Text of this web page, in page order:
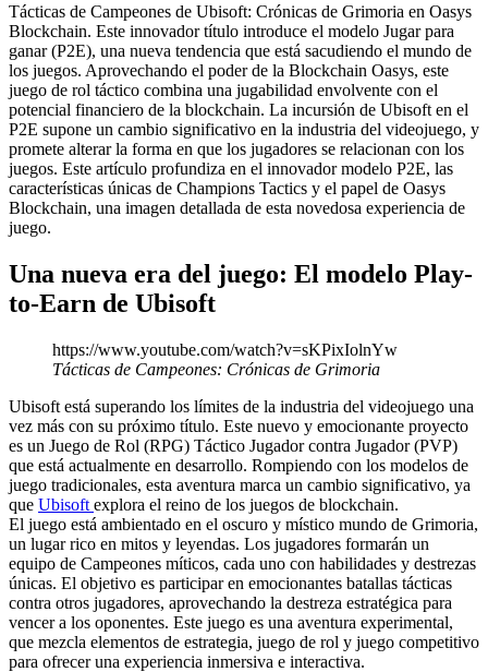
Tácticas de Campeones de Ubisoft: Crónicas de Grimoria en Oasys
Blockchain. Este innovador título introduce el modelo Jugar para
ganar (P2E), una nueva tendencia que está sacudiendo el mundo de
los juegos. Aprovechando el poder de la Blockchain Oasys, este
juego de rol táctico combina una jugabilidad envolvente con el
potencial financiero de la blockchain. La incursión de Ubisoft en el
P2E supone un cambio significativo en la industria del videojuego, y
promete alterar la forma en que los jugadores se relacionan con los
juegos. Este artículo profundiza en el innovador modelo P2E, las
características únicas de Champions Tactics y el papel de Oasys
Blockchain, una imagen detallada de esta novedosa experiencia de
juego.
Una nueva era del juego: El modelo Play-
to-Earn de Ubisoft
https://www.youtube.com/watch?v=sKPixIolnYw
Tácticas de Campeones: Crónicas de Grimoria
Ubisoft está superando los límites de la industria del videojuego una
vez más con su próximo título. Este nuevo y emocionante proyecto
es un Juego de Rol (RPG) Táctico Jugador contra Jugador (PVP)
que está actualmente en desarrollo. Rompiendo con los modelos de
juego tradicionales, esta aventura marca un cambio significativo, ya
que Ubisoft explora el reino de los juegos de blockchain.
El juego está ambientado en el oscuro y místico mundo de Grimoria,
un lugar rico en mitos y leyendas. Los jugadores formarán un
equipo de Campeones míticos, cada uno con habilidades y destrezas
únicas. El objetivo es participar en emocionantes batallas tácticas
contra otros jugadores, aprovechando la destreza estratégica para
vencer a los oponentes. Este juego es una aventura experimental,
que mezcla elementos de estrategia, juego de rol y juego competitivo
para ofrecer una experiencia inmersiva e interactiva.